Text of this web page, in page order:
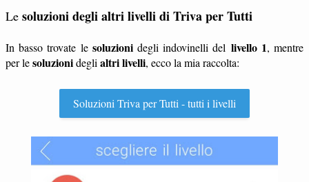
Le soluzioni degli altri livelli di Triva per Tutti
In basso trovate le soluzionidegli indovinelli del livello 1, mentre
per lesoluzionidegli altri livelli, ecco la mia raccolta:
Soluzioni Triva per Tutti - tutti i livelli